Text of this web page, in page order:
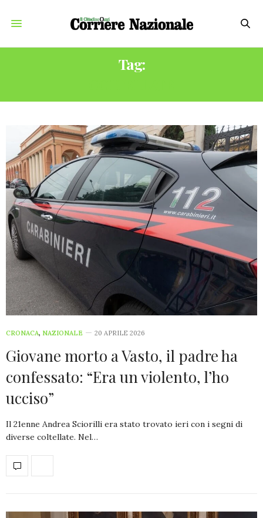
Tag:
CRONACA, NAZIONALE 20 APRILE 2026
Giovane morto a Vasto, il padre ha
confessato: “Era un violento, l’ho
ucciso”
Il 21enne Andrea Sciorilli era stato trovato ieri con i segni di
diverse coltellate. Nel…